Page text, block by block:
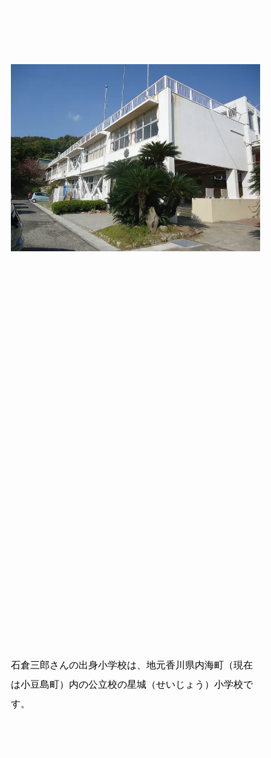
石倉三郎さんの出身小学校は、地元香川県内海町（現在
は小豆島町）内の公立校の星城（せいじょう）小学校で
す。